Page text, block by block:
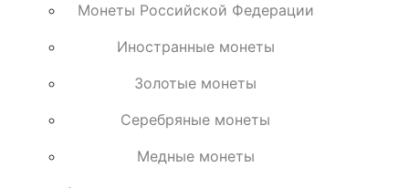
Монеты Российской Федерации
Иностранные монеты
Золотые монеты
Серебряные монеты
Медные монеты